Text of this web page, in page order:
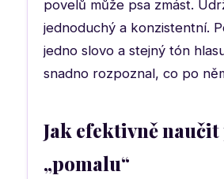
povelů může psa zmást.
jednoduchý a konzistentní.
jedno slovo a stejný tón
snadno rozpoznal, co po
Jak efektivně naučit
„pomalu“